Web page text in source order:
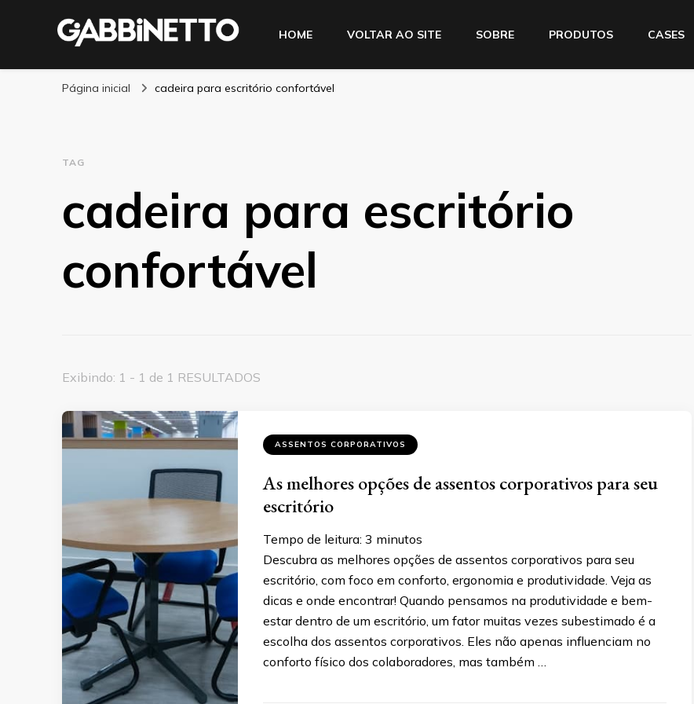
Blog Gabbinetto
HOME VOLTAR AO SITE SOBRE PRODUTOS CASES
Página inicial cadeira para escritório confortável
TAG
cadeira para escritório
confortável
Exibindo: 1 - 1 de 1 RESULTADOS
ASSENTOS CORPORATIVOS
As melhores opções de assentos corporativos para seu
escritório
Tempo de leitura: 3 minutos
Descubra as melhores opções de assentos corporativos para seu
escritório, com foco em conforto, ergonomia e produtividade. Veja as
dicas e onde encontrar! Quando pensamos na produtividade e bem-
estar dentro de um escritório, um fator muitas vezes subestimado é a
escolha dos assentos corporativos. Eles não apenas influenciam no
conforto físico dos colaboradores, mas também …